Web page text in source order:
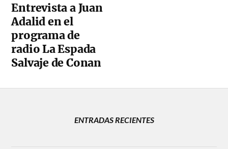
Entrevista a Juan
Adalid en el
programa de
radio La Espada
Salvaje de Conan
ENTRADAS RECIENTES